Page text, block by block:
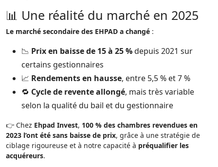
📊 Une réalité du marché en 2025
Le marché secondaire des EHPAD a changé :
📉 Prix en baisse de 15 à 25 %depuis 2021 sur
certains gestionnaires
📈 Rendements en hausse, entre 5,5 % et 7 %
🔁 Cycle de revente allongé, mais très variable
selon la qualité du bail et du gestionnaire
👉 Chez Ehpad Invest, 100 % des chambres revendues en
2023 l’ont été sans baisse de prix, grâce à une stratégie de
ciblage rigoureuse et à notre capacité à préqualifier les
acquéreurs.